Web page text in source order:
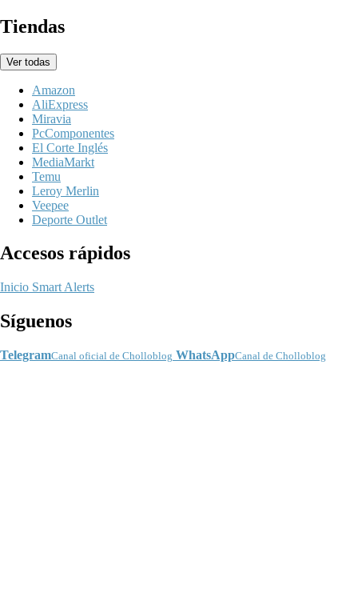
Tiendas
Ver todas
Amazon
AliExpress
Miravia
PcComponentes
El Corte Inglés
MediaMarkt
Temu
Leroy Merlin
Veepee
Deporte Outlet
Accesos rápidos
Inicio Smart Alerts
Síguenos
TelegramCanal oficial de Cholloblog WhatsAppCanal de Cholloblog